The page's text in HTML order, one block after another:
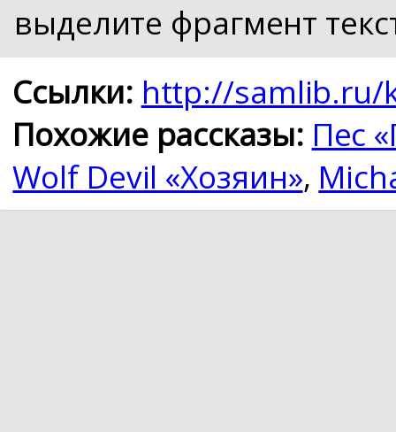
выделите фрагмент
Ссылки: http://samlib.ru/
Похожие рассказы: Пес
Wolf Devil «Хозяин»,